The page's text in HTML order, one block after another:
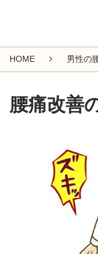
HOME 男性の
腰痛改善